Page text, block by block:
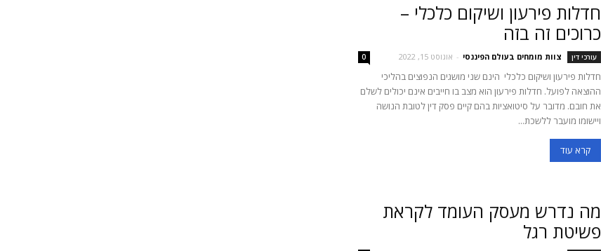
חדלות פירעון ושיקום כלכלי –
כרוכים זה בזה
עורכי דין צוות מומחים בעולם הפיננסי - אוגוסט 15, 2022 0
חדלות פירעון ושיקום כלכלי הינם שני מושגים הנפוצים בהליכי
ההוצאה לפועל. חדלות פירעון הוא מצב בו חייבים אינם יכולים לשלם
את חובם. מדובר על סיטואציות בהם קיים פסק דין לטובת הנושה
ויישומו מועבר ללשכת...
קרא עוד
מה נדרש מעסק העומד לקראת
פשיטת רגל